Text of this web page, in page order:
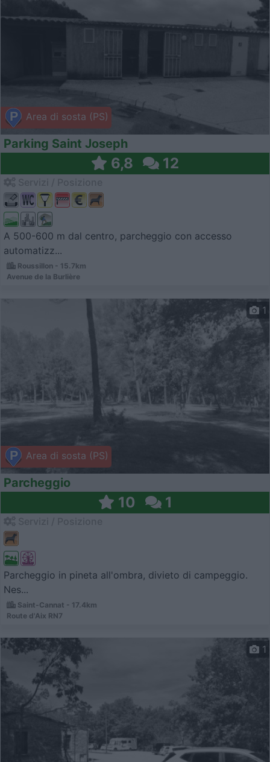
Area di sosta (PS)
Parking Saint Joseph
6,8 12
A 500-600 m dal centro, parcheggio con accesso
automatizz...
Roussillon - 15.7km
Avenue de la Burlière
Area di sosta (PS)
1
Parcheggio
10 1
Parcheggio in pineta all'ombra, divieto di campeggio.
Nes...
Saint-Cannat - 17.4km
Route d'Aix RN7
1